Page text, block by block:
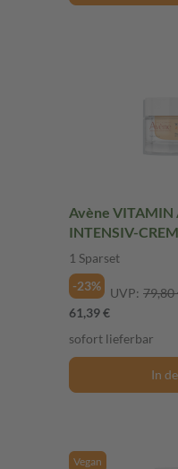
Avène VITAMIN
INTENSIV-
Sparset
1 Sparset
-23%
UVP: 79,80
61,39 €
sofort lieferbar
In
Vegan